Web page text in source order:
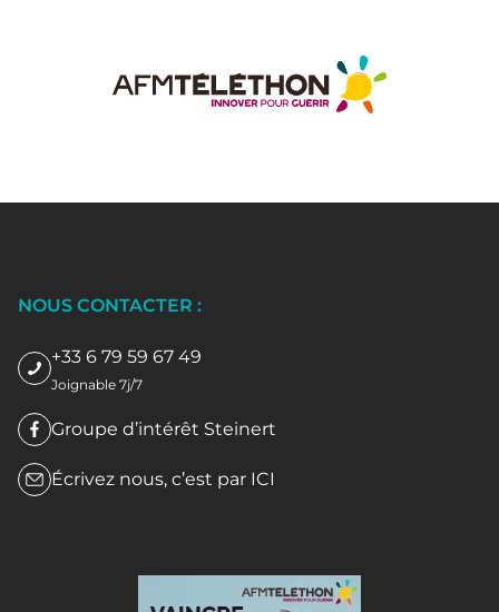
NOUS CONTACTER :
+33 6 79 59 67 49
Joignable 7j/7
Groupe d’intérêt Steinert
Écrivez nous, c’est par ICI